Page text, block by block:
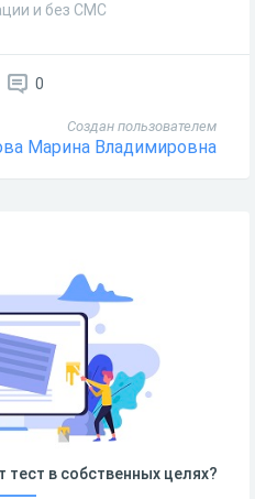
и без СМС
0
Создан пользователем
Марина Владимировна
тест в собственных целях?